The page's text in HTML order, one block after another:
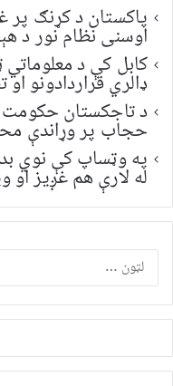
پاکستان د کړنګ پر
اوسنی نظام نور د
ډالري قراردادونو
د تاجکستان حکومت
حجاب پر وړاندې
په وټساپ کې نوي
له لارې هم غږیز